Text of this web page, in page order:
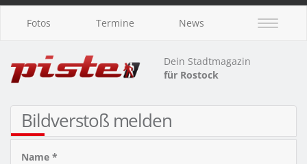
Fotos Termine News
Dein Stadtmagazin
für Rostock
Bildverstoß melden
Name *